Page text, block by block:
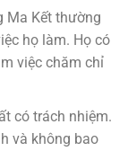
Ma Kết thường
họ làm. Họ có
việc chăm chỉ
có trách nhiệm.
và không bao